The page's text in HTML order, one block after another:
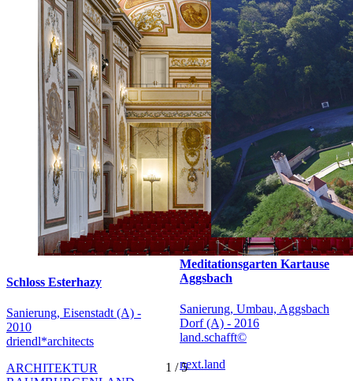
1 /5
Schloss Esterhazy
Sanierung, Eisenstadt (A) -
2010
driendl*architects
ARCHITEKTUR
Meditationsgarten Kartause
Aggsbach
Sanierung, Umbau, Aggsbach
Dorf (A) - 2016
land.schafft©
next.land